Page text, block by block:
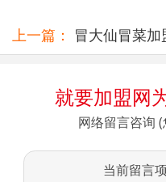
上一篇： 冒大仙冒菜
就要加盟网
网络留言咨询
当前留言